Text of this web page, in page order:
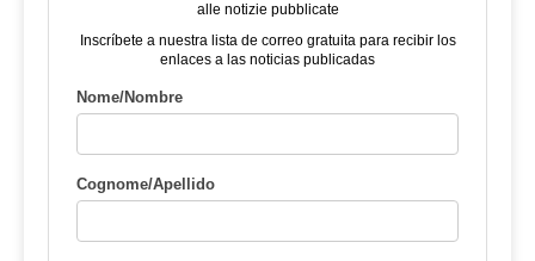
alle notizie pubblicate
Inscríbete a nuestra lista de correo gratuita para recibir los
enlaces a las noticias publicadas
Nome/Nombre
Cognome/Apellido